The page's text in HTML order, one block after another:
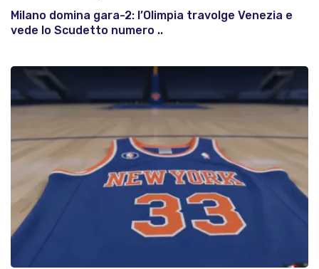
Milano domina gara-2: l’Olimpia travolge Venezia e
vede lo Scudetto numero ..